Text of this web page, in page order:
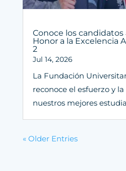
Conoce los candidatos
Honor a la Excelencia
2
Jul 14, 2026
La Fundación
reconoce el esfuerzo y
nuestros mejores
« Older Entries